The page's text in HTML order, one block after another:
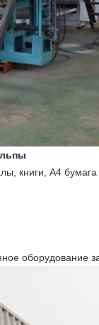
книги, А4 бумага
оборудование